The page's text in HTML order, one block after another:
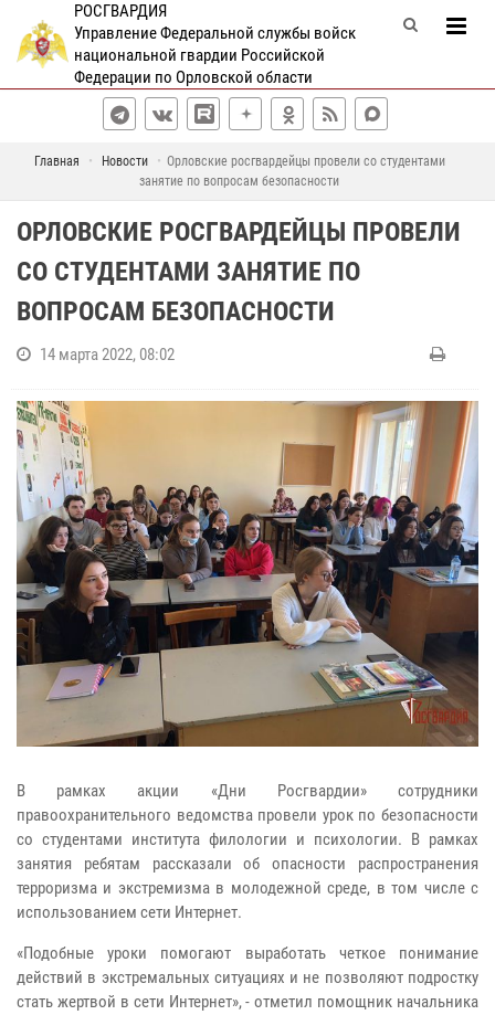
РОСГВАРДИЯ
Управление Федеральной службы войск
национальной гвардии Российской
Федерации по Орловской области
Главная Новости
Орловские росгвардейцы провели со студентами
занятие по вопросам безопасности
ОРЛОВСКИЕ РОСГВАРДЕЙЦЫ ПРОВЕЛИ
СО СТУДЕНТАМИ ЗАНЯТИЕ ПО
ВОПРОСАМ БЕЗОПАСНОСТИ
14 марта 2022, 08:02
В рамках акции «Дни Росгвардии» сотрудники
правоохранительного ведомства провели урок по безопасности
со студентами института филологии и психологии. В рамках
занятия ребятам рассказали об опасности распространения
терроризма и экстремизма в молодежной среде, в том числе с
использованием сети Интернет.
«Подобные уроки помогают выработать четкое понимание
действий в экстремальных ситуациях и не позволяют подростку
стать жертвой в сети Интернет», - отметил помощник начальника